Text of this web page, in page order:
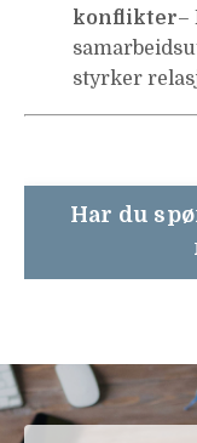
konflikter–
styrker
Har du